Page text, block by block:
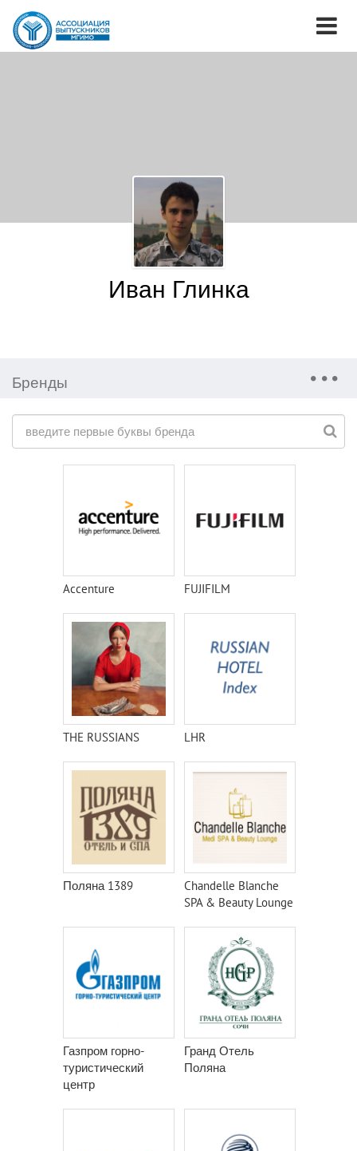
Иван Глинка
Бренды
Accenture FUJIFILM
THE RUSSIANS LHR
Поляна 1389
Chandelle Blanche
SPA & Beauty Lounge
Газпром горно-
туристический
центр
Гранд Отель
Поляна